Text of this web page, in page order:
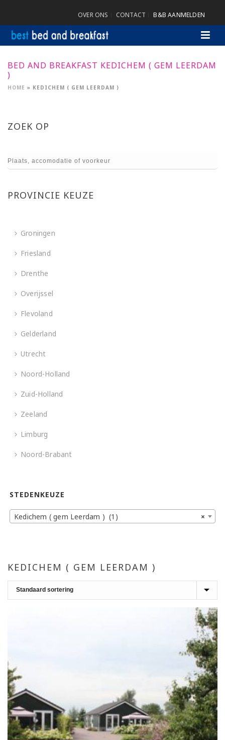
OVER ONS CONTACT B&B AANMELDEN
BED AND BREAKFAST KEDICHEM ( GEM LEERDAM
)
HOME » KEDICHEM ( GEM LEERDAM )
KEDICHEM ( GEM LEERDAM )
ZOEK OP
PROVINCIE KEUZE
Groningen
Friesland
Drenthe
Overijssel
Flevoland
Gelderland
Utrecht
Noord-Holland
Zuid-Holland
Zeeland
Limburg
Noord-Brabant
STEDENKEUZE
×
Kedichem ( gem Leerdam ) (1)